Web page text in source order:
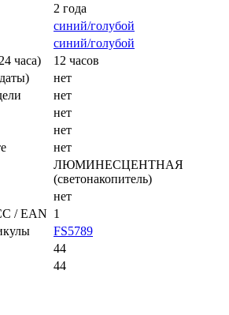
2 года
синий/голубой
синий/голубой
часа)
12 часов
нет
нет
нет
нет
нет
ЛЮМИНЕСЦЕНТНАЯ
(светонакопитель)
нет
/ EAN 1
FS5789
44
44